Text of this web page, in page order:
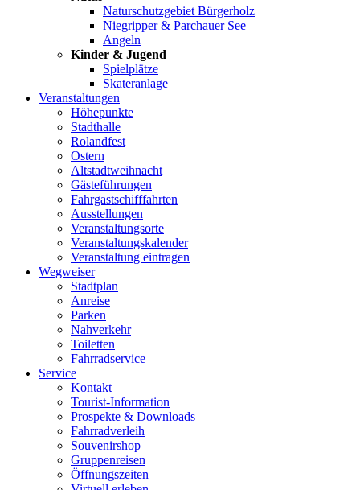
Naturschutzgebiet Bürgerholz
Niegripper & Parchauer See
Angeln
Kinder & Jugend
Spielplätze
Skateranlage
Veranstaltungen
Höhepunkte
Stadthalle
Rolandfest
Ostern
Altstadtweihnacht
Gästeführungen
Fahrgastschifffahrten
Ausstellungen
Veranstaltungsorte
Veranstaltungskalender
Veranstaltung eintragen
Wegweiser
Stadtplan
Anreise
Parken
Nahverkehr
Toiletten
Fahrradservice
Service
Kontakt
Tourist-Information
Prospekte & Downloads
Fahrradverleih
Souvenirshop
Gruppenreisen
Öffnungszeiten